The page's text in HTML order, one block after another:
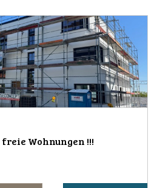
Wohnungen !!!